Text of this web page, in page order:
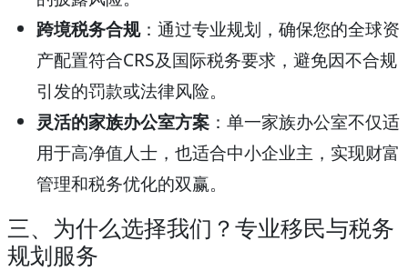
跨境税务合规：通过专业规划，确保您的全球资
产配置符合CRS及国际税务要求，避免因不合规
引发的罚款或法律风险。
灵活的家族办公室方案 ：单一家族办公室不仅适
用于高净值人士，也适合中小企业主，实现财富
管理和税务优化的双赢。
三、为什么选择我们？专业移民与税务
规划服务